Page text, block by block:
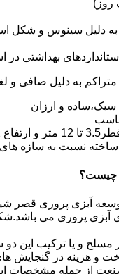
روز)
دلیل سینوس و شکل
بهداشتی در
به دلیل صافی
و ارزان
متر
نسبت به سازه های
چیست؟
آبزی پروری قصر
آبزی پروری می
مسلح و یا ترکیب
و هزینه در گنجایش
از جمله مشخصات این